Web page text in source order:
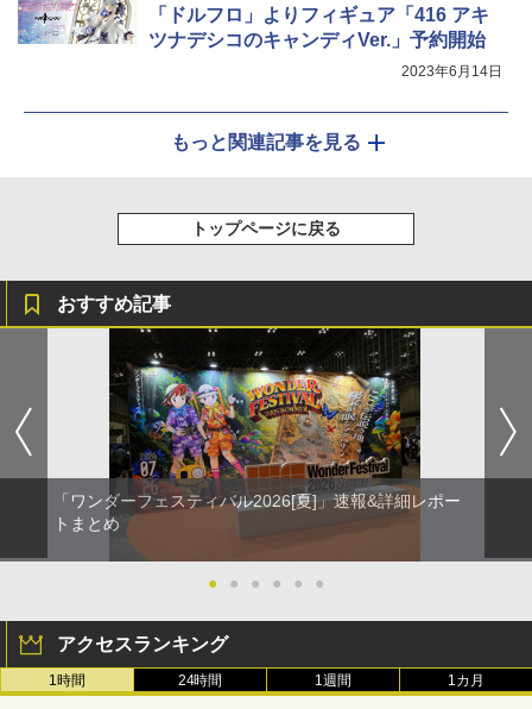
「ドルフロ」よりフィギュア「416 アキ
ツナデシコのキャンディVer.」予約開始
2023年6月14日
もっと関連記事を見る
トップページに戻る
おすすめ記事
「ワンダーフェスティバル2026[夏]」速報&詳細レポー
トまとめ
● ● ● ● ● ●
アクセスランキング
1時間 24時間 1週間 1カ月